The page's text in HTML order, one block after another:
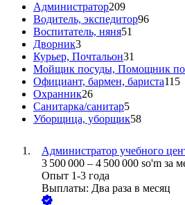
Администратор209
Водитель, экспедитор96
Воспитатель, няня51
Дворник3
Курьер, Почтальон31
Мойщик посуды, Помощник
Официант, бармен, бариста115
Охранник26
Санитарка/санитар5
Уборщица, уборщик58
Администратор учебного
3 500 000 – 4 500 000 so'm за
Опыт 1-3 года
Выплаты: Два раза в месяц